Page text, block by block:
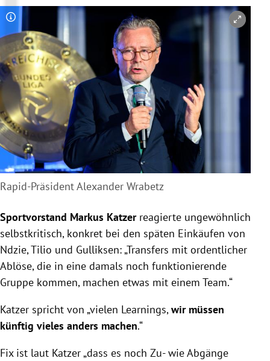
Copyright-Hinweis öffnen/schließen
Rapid-Präsident Alexander Wrabetz
Sportvorstand Markus Katzerreagierte ungewöhnlich
selbstkritisch, konkret bei den späten Einkäufen von
Ndzie, Tilio und Gulliksen: „Transfers mit ordentlicher
Ablöse, die in eine damals noch funktionierende
Gruppe kommen, machen etwas mit einem Team.“
Katzer spricht von „vielen Learnings,wir müssen
künftig vieles anders machen.“
Fix ist laut Katzer „dass es noch Zu- wie Abgänge